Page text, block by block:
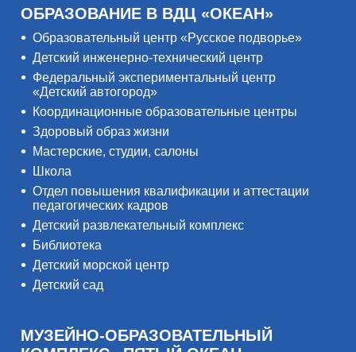
ОБРАЗОВАНИЕ В ВДЦ «ОКЕАН»
Образовательный центр «Русское подворье»
Детский инженерно-технический центр
Федеральный экспериментальный центр
«Детский автогород»
Координационные образовательные центры
Здоровый образ жизни
Мастерские, студии, салоны
Школа
Отдел повышения квалификации и аттестации
педагогических кадров
Детский развлекательный комплекс
Библиотека
Детский морской центр
Детский сад
МУЗЕЙНО-ОБРАЗОВАТЕЛЬНЫЙ